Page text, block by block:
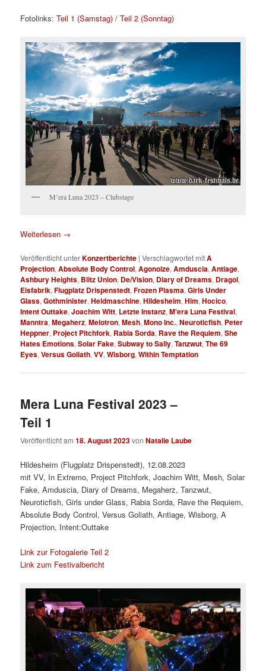
Fotolinks:Teil 1 (Samstag) /Teil 2 (Sonntag)
M’era Luna 2023 – Clubstage
Weiterlesen →
Veröffentlicht unterKonzertberichte |Verschlagwortet mitA
Projection,Absolute Body Control,Agonoize,Amduscia,Antiage,
Ashbury Heights, Blitz Union, De/Vision, Diary of Dreams, Dragol,
Eisfabrik,Flugplatz Drispenstedt,Frozen Plasma,Girls Under
Glass,Gothminister,Heldmaschine,Hildesheim,Him,Hocico,
Intent Outtake,Joachim Witt, Letzte Instanz,M'era Luna Festival,
Manntra,Megaherz,Melotron,Mesh,Mono Inc.,Neuroticfish, Peter
Heppner, Project Pitchfork, Rabia Sorda, Rave the Requiem,She
Hates Emotions,Solar Fake,Subway to Sally,Tanzwut,The 69
Eyes,Versus Goliath,VV,Wisborg,Within Temptation
Mera Luna Festival 2023 –
Teil 1
Veröffentlicht am18. August 2023vonNatalie Laube
Hildesheim (Flugplatz Drispenstedt), 12.08.2023
mit VV, In Extremo, Project Pitchfork, Joachim Witt, Mesh, Solar
Fake, Amduscia, Diary of Dreams, Megaherz, Tanzwut,
Neuroticfish, Girls under Glass, Rabia Sorda, Rave the Requiem,
Absolute Body Control, Versus Goliath, Antiage, Wisborg, A
Projection, Intent:Outtake
Link zur Fotogalerie Teil 2
Link zum Festivalbericht